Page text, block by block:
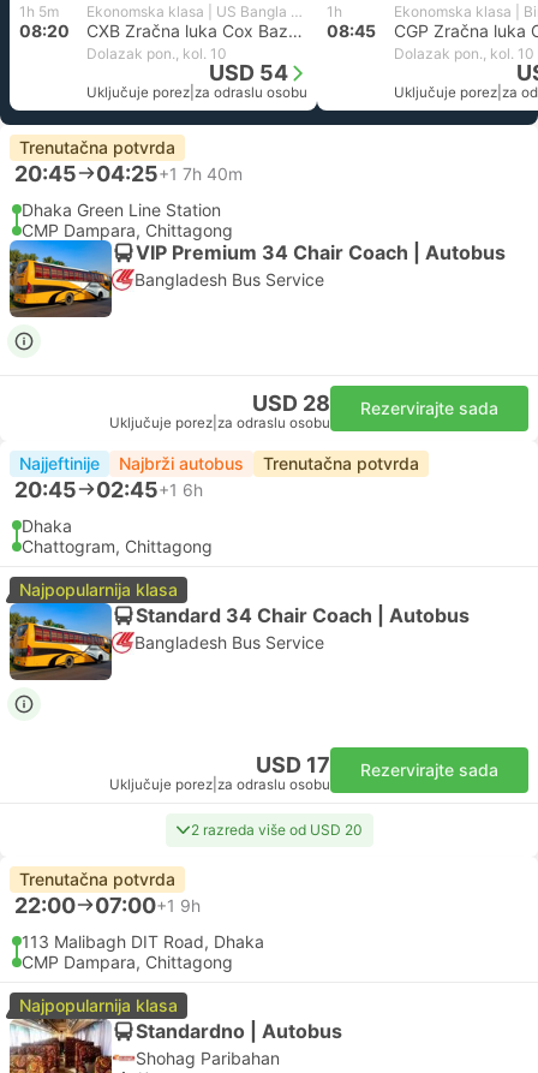
1h 5m Ekonomska klasa | US Bangla Airlines
08:20 CXB Zračna luka Cox Bazar, Chittagong
Dolazak pon., kol. 10
USD 54
Uključuje porez za odraslu osobu
1h
08:45
Dolazak pon., kol. 10
Uključuje porez za
Trenutačna potvrda
20:45 04:25+1 7h 40m
Dhaka Green Line Station
CMP Dampara, Chittagong
VIP Premium 34 Chair Coach | Autobus
Bangladesh Bus Service
USD 28
Uključuje porez za odraslu osobu
Rezervirajte sada
Najjeftinije Najbrži autobus Trenutačna potvrda
20:45 02:45+1 6h
Dhaka
Chattogram, Chittagong
Najpopularnija klasa
Standard 34 Chair Coach | Autobus
Bangladesh Bus Service
USD 17
Uključuje porez za odraslu osobu
Rezervirajte sada
2 razreda više od USD 20
Trenutačna potvrda
22:00 07:00+1 9h
113 Malibagh DIT Road, Dhaka
CMP Dampara, Chittagong
Najpopularnija klasa
Standardno | Autobus
Shohag Paribahan